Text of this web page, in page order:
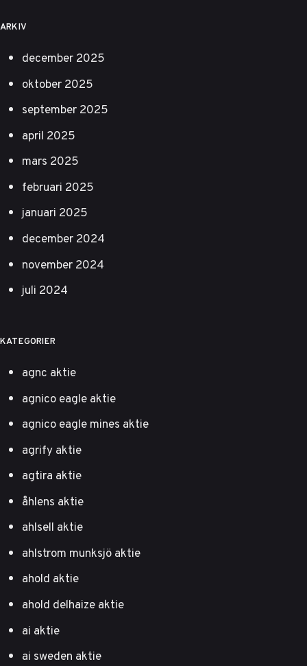
ARKIV
december 2025
oktober 2025
september 2025
april 2025
mars 2025
februari 2025
januari 2025
december 2024
november 2024
juli 2024
KATEGORIER
agnc aktie
agnico eagle aktie
agnico eagle mines aktie
agrify aktie
agtira aktie
åhlens aktie
ahlsell aktie
ahlstrom munksjö aktie
ahold aktie
ahold delhaize aktie
ai aktie
ai sweden aktie